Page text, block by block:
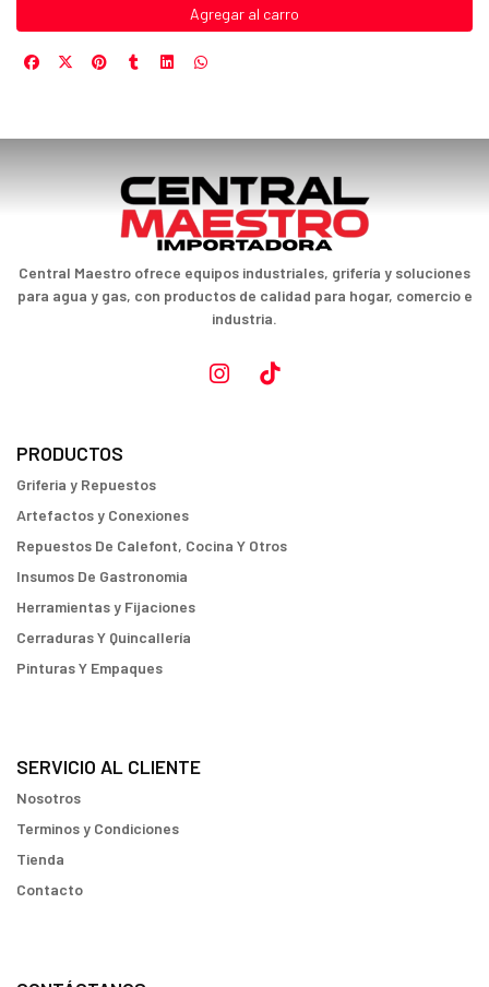
Agregar al carro
Central Maestro ofrece equipos industriales, grifería y soluciones
para agua y gas, con productos de calidad para hogar, comercio e
industria.
PRODUCTOS
Griferia y Repuestos
Artefactos y Conexiones
Repuestos De Calefont, Cocina Y Otros
Insumos De Gastronomia
Herramientas y Fijaciones
Cerraduras Y Quincallería
Pinturas Y Empaques
SERVICIO AL CLIENTE
Nosotros
Terminos y Condiciones
Tienda
Contacto